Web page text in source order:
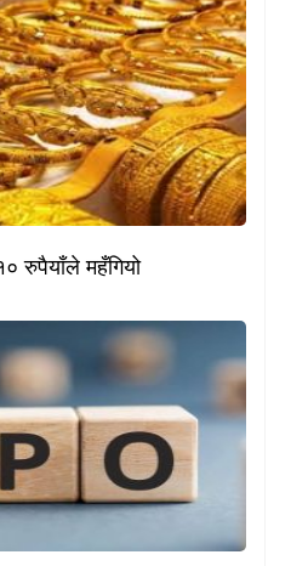
रुपैयाँले महँगियो